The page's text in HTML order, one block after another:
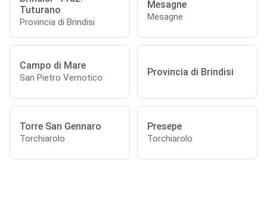
Tuturano
Provincia di Brindisi
Mesagne
Mesagne
Campo di Mare
San Pietro Vernotico Provincia di Brindisi
Torre San Gennaro
Torchiarolo
Presepe
Torchiarolo